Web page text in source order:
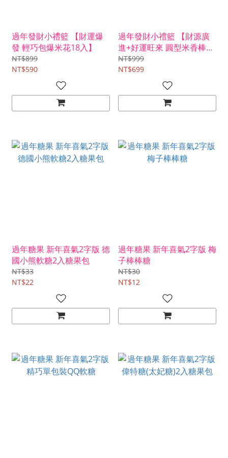
過年發財小禮籃 【財運爆
發 輕巧包爆米花18入】
NT$899
NT$590
過年發財小禮籃 【財源廣
進+好運旺來 圓型米香棒12
入】
NT$999
NT$699
過年糖果 新年喜氣2字版 德
國小熊軟糖2入糖果包
NT$33
NT$22
過年糖果 新年喜氣2字版 梅
子棒棒糖
NT$30
NT$12